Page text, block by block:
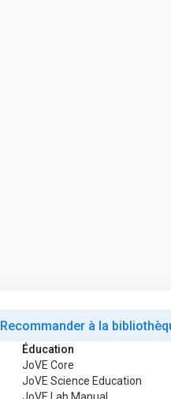
Recommander à la
Éducation
JoVE Core
JoVE Science Education